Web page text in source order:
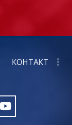
КОНТАКТ